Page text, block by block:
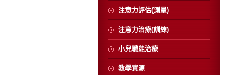
注意力評估(測量)
注意力治療(訓練)
小兒職能治療
教學資源